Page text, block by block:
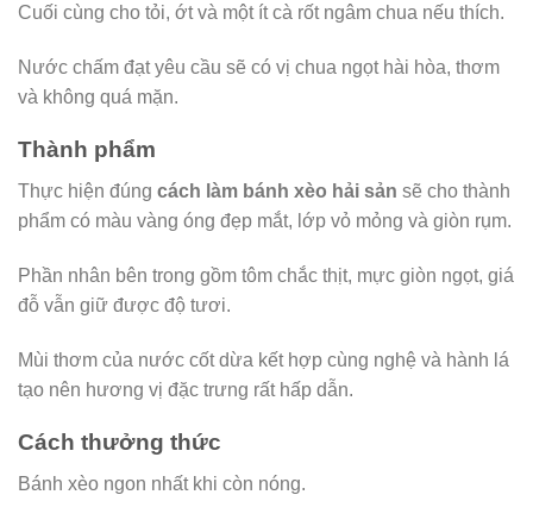
Cuối cùng cho tỏi, ớt và một ít cà rốt ngâm chua nếu thích.
Nước chấm đạt yêu cầu sẽ có vị chua ngọt hài hòa, thơm
và không quá mặn.
Thành phẩm
Thực hiện đúng cách làm bánh xèo hải sản sẽ cho thành
phẩm có màu vàng óng đẹp mắt, lớp vỏ mỏng và giòn rụm.
Phần nhân bên trong gồm tôm chắc thịt, mực giòn ngọt, giá
đỗ vẫn giữ được độ tươi.
Mùi thơm của nước cốt dừa kết hợp cùng nghệ và hành lá
tạo nên hương vị đặc trưng rất hấp dẫn.
Cách thưởng thức
Bánh xèo ngon nhất khi còn nóng.